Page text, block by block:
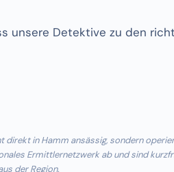
unsere Detektive zu den
direkt in Hamm ansässig, sondern
Ermittlernetzwerk ab und sind
der Region.